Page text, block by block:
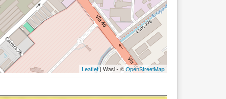
Leaflet| Wasi - ©OpenStreetMap